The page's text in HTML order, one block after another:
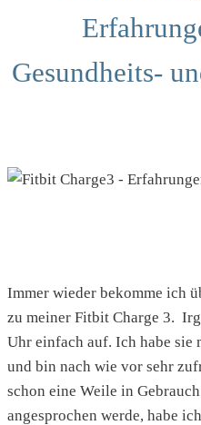
Gesundheits-
Immer wieder bekomme ich
zu meiner Fitbit Charge 3.
Uhr einfach auf. Ich habe sie
und bin nach wie vor sehr
schon eine Weile in
angesprochen werde, habe